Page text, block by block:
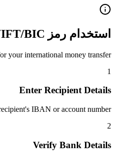
استخدام رمز SWIFT/BIC هذا
your international money transfer
1
Enter Recipient Details
IBAN or account number.
2
Verify Bank Details